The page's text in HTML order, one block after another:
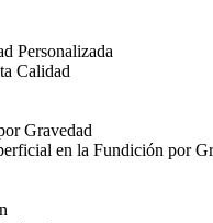
Personalizada
Calidad
Gravedad
en la Fundición por